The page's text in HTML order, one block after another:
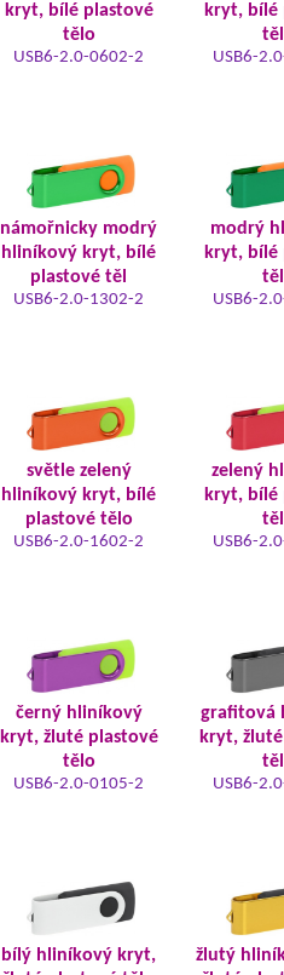
kryt, bílé plastové
tělo
USB6-2.0-0602-2
kryt, bílé
USB6-
námořnicky modrý
hliníkový kryt, bílé
plastové těl
USB6-2.0-1302-2
modrý
kryt, bílé
USB6-
světle zelený
hliníkový kryt, bílé
plastové tělo
USB6-2.0-1602-2
zelený
kryt, bílé
USB6-
černý hliníkový
kryt, žluté plastové
tělo
USB6-2.0-0105-2
grafitová
kryt,
USB6-
bílý hliníkový kryt,
žlutý